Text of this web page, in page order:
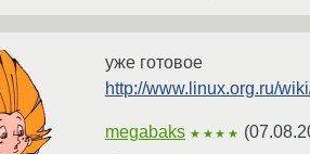
уже готовое
http://www.linux.org.ru/
megabaks ★★★★ (